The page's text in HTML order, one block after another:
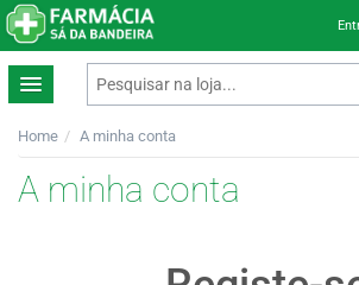
Home A minha conta
A minha conta